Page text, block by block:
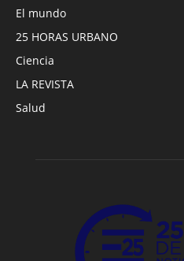
El mundo
25 HORAS URBANO
Ciencia
LA REVISTA
Salud